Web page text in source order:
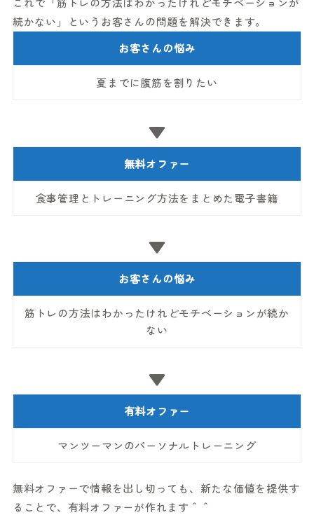
続かない」というお客さんの問題を解決できます。
お客さんの悩み
夏までに腹筋を割りたい
▼
無料オファー
食事管理とトレーニング方法をまとめた電子書籍
▼
お客さんの悩み
筋トレの方法はわかったけれどモチベーションが続か
ない
▼
有料オファー
マンツーマンのパーソナルトレーニング
無料オファーで情報を出し切っても、新たな価値を提供す
ることで、有料オファーが作れます＾＾